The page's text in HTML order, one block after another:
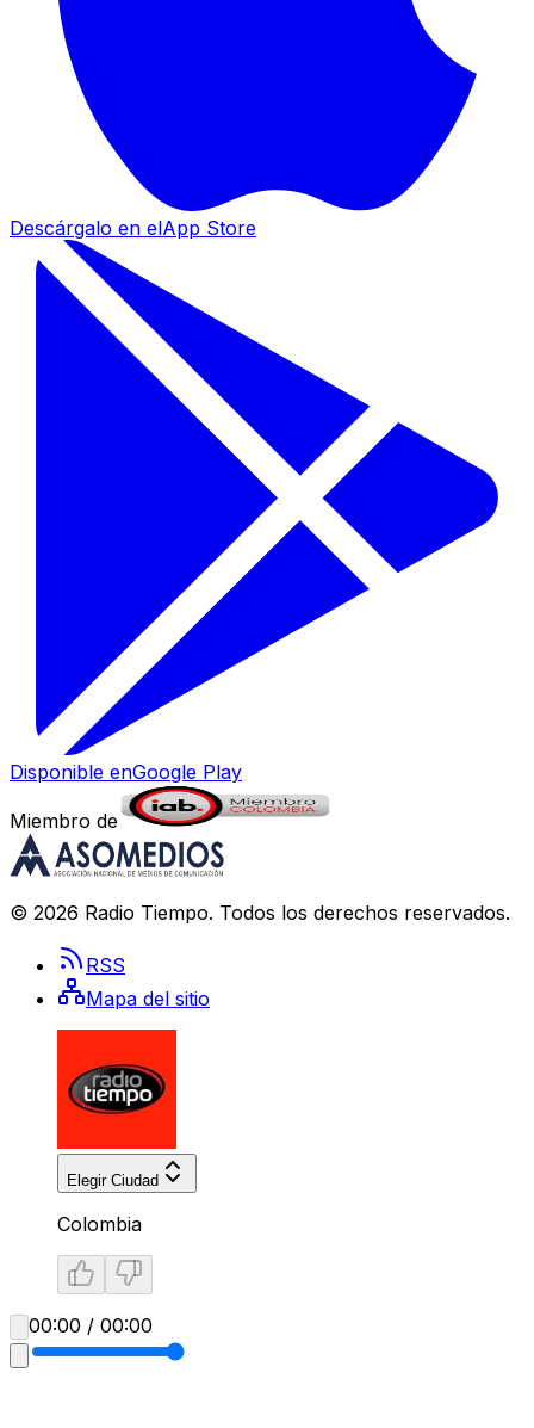
Descárgalo en elApp Store
Disponible enGoogle Play
Miembro de
© 2026 Radio Tiempo. Todos los derechos reservados.
RSS
Mapa del sitio
Elegir Ciudad
Colombia
00:00 / 00:00